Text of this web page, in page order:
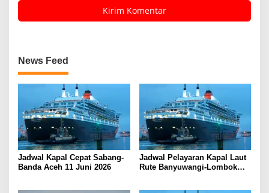
News Feed
Jadwal Kapal Cepat Sabang-
Banda Aceh 11 Juni 2026
Jadwal Pelayaran Kapal Laut
Rute Banyuwangi-Lombok